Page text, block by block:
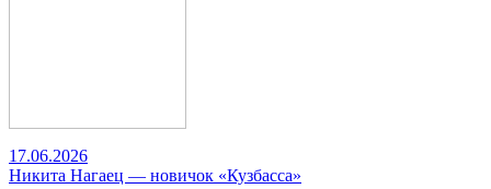
17.06.2026
Никита Нагаец — новичок «Кузбасса»